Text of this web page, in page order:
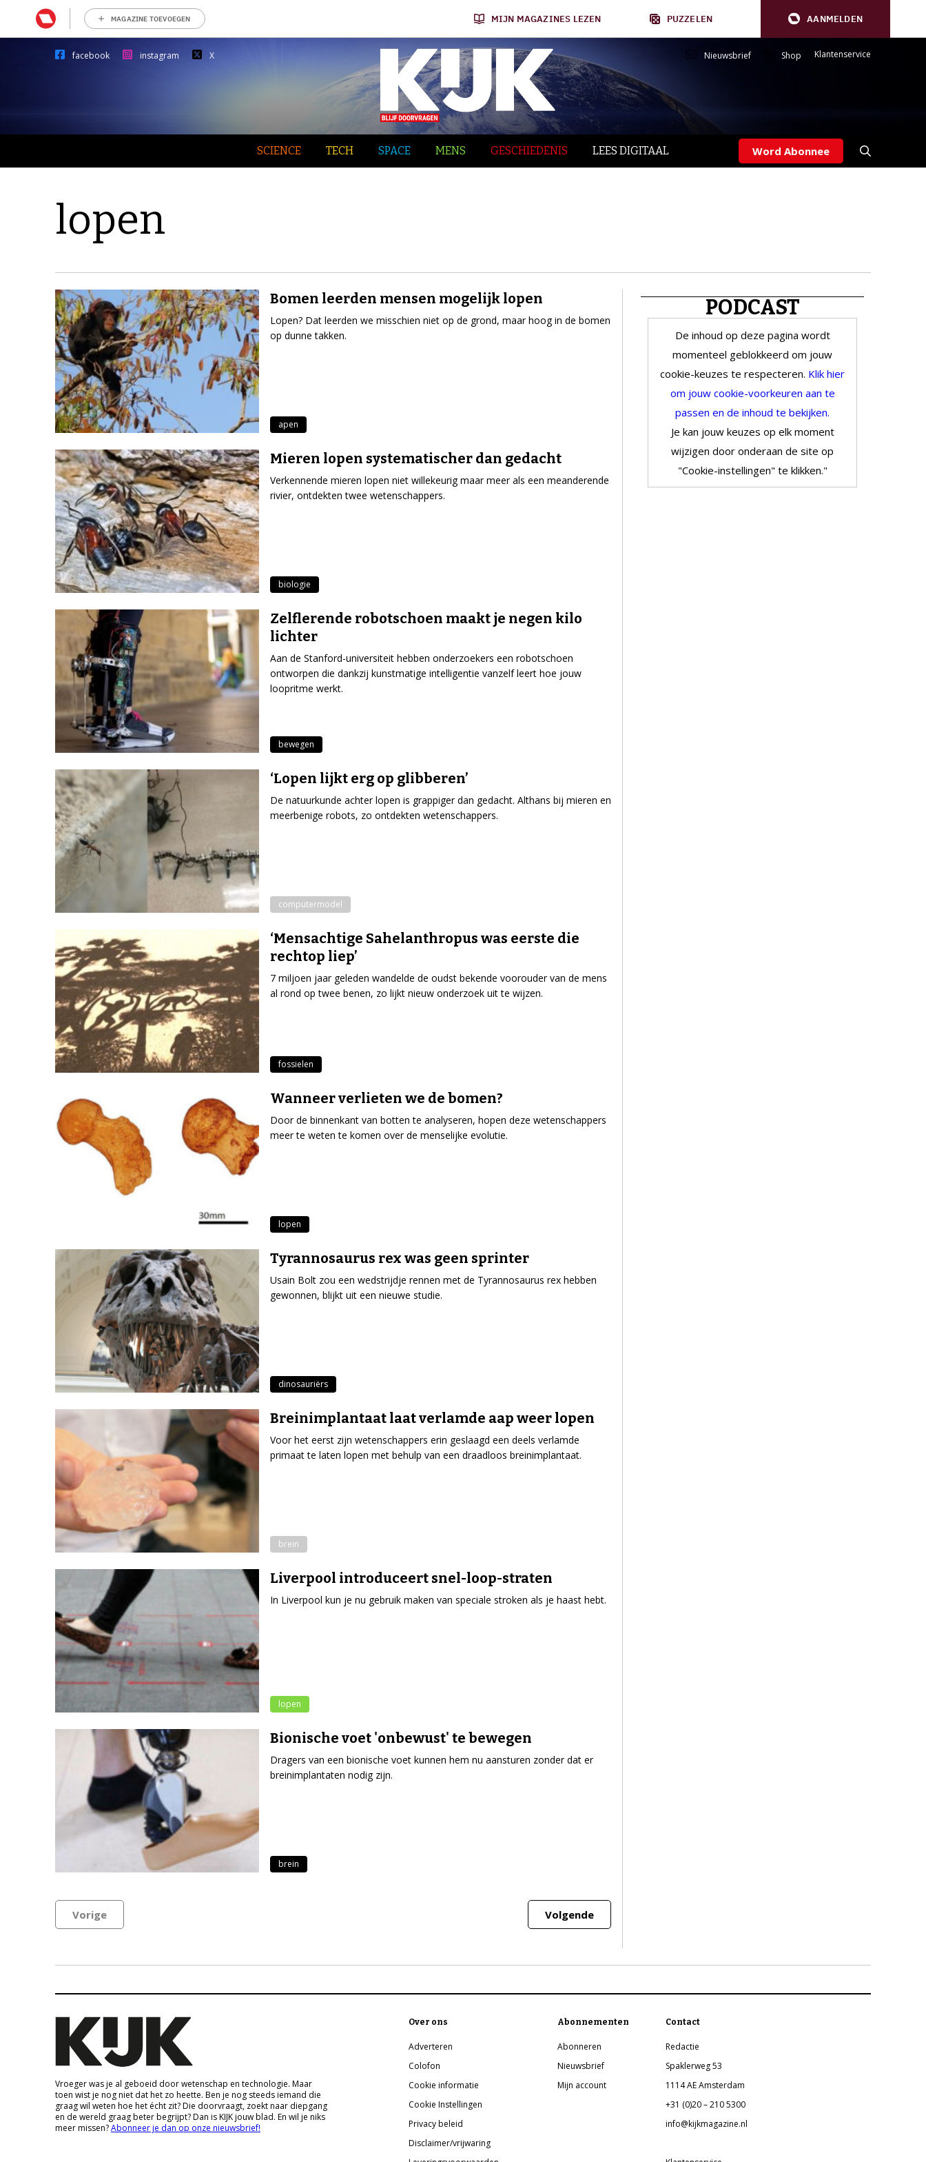
MAGAZINE TOEVOEGEN MIJN MAGAZINES LEZEN PUZZELEN AANMELDEN
facebook instagram X Nieuwsbrief Shop Klantenservice
SCIENCE TECH SPACE MENS GESCHIEDENIS LEES DIGITAAL Word Abonnee
lopen
Bomen leerden mensen mogelijk lopen
Lopen? Dat leerden we misschien niet op de grond, maar hoog in de bomen
op dunne takken.
apen
Mieren lopen systematischer dan gedacht
Verkennende mieren lopen niet willekeurig maar meer als een meanderende
rivier, ontdekten twee wetenschappers.
biologie
Zelflerende robotschoen maakt je negen kilo
lichter
Aan de Stanford-universiteit hebben onderzoekers een robotschoen
ontworpen die dankzij kunstmatige intelligentie vanzelf leert hoe jouw
loopritme werkt.
bewegen
‘Lopen lijkt erg op glibberen’
De natuurkunde achter lopen is grappiger dan gedacht. Althans bij mieren en
meerbenige robots, zo ontdekten wetenschappers.
computermodel
‘Mensachtige Sahelanthropus was eerste die
rechtop liep’
7 miljoen jaar geleden wandelde de oudst bekende voorouder van de mens
al rond op twee benen, zo lijkt nieuw onderzoek uit te wijzen.
fossielen
Wanneer verlieten we de bomen?
Door de binnenkant van botten te analyseren, hopen deze wetenschappers
meer te weten te komen over de menselijke evolutie.
lopen
Tyrannosaurus rex was geen sprinter
Usain Bolt zou een wedstrijdje rennen met de Tyrannosaurus rex hebben
gewonnen, blijkt uit een nieuwe studie.
dinosauriërs
Breinimplantaat laat verlamde aap weer lopen
Voor het eerst zijn wetenschappers erin geslaagd een deels verlamde
primaat te laten lopen met behulp van een draadloos breinimplantaat.
brein
Liverpool introduceert snel-loop-straten
In Liverpool kun je nu gebruik maken van speciale stroken als je haast hebt.
lopen
Bionische voet 'onbewust' te bewegen
Dragers van een bionische voet kunnen hem nu aansturen zonder dat er
breinimplantaten nodig zijn.
brein
Vorige Volgende
PODCAST
De inhoud op deze pagina wordt
momenteel geblokkeerd om jouw
cookie-keuzes te respecteren. Klik hier
om jouw cookie-voorkeuren aan te
passen en de inhoud te bekijken.
Je kan jouw keuzes op elk moment
wijzigen door onderaan de site op
"Cookie-instellingen" te klikken."
Vroeger was je al geboeid door wetenschap en technologie. Maar
toen wist je nog niet dat het zo heette. Ben je nog steeds iemand die
graag wil weten hoe het écht zit? Die doorvraagt, zoekt naar diepgang
en de wereld graag beter begrijpt? Dan is KIJK jouw blad. En wil je niks
meer missen?Abonneer je dan op onze nieuwsbrief!
Over ons
Adverteren
Colofon
Cookie informatie
Cookie Instellingen
Privacy beleid
Disclaimer/vrijwaring
Abonnementen
Abonneren
Nieuwsbrief
Mijn account
Contact
Redactie
Spaklerweg 53
1114 AE Amsterdam
+31 (0)20 – 210 5300
info@kijkmagazine.nl